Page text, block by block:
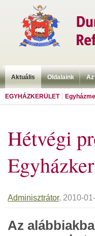
Aktuális Oldalaink Az
EGYHÁZKERÜLET
Hétvégi
Adminisztrátor, 2010-
Az